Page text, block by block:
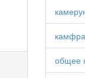
общее